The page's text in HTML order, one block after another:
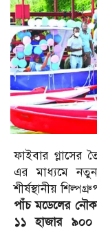
ফাইবার
এর মাধ্যমে
শীর্ষস্থানীয়
পাঁচ মডেলের
১১ হাজার